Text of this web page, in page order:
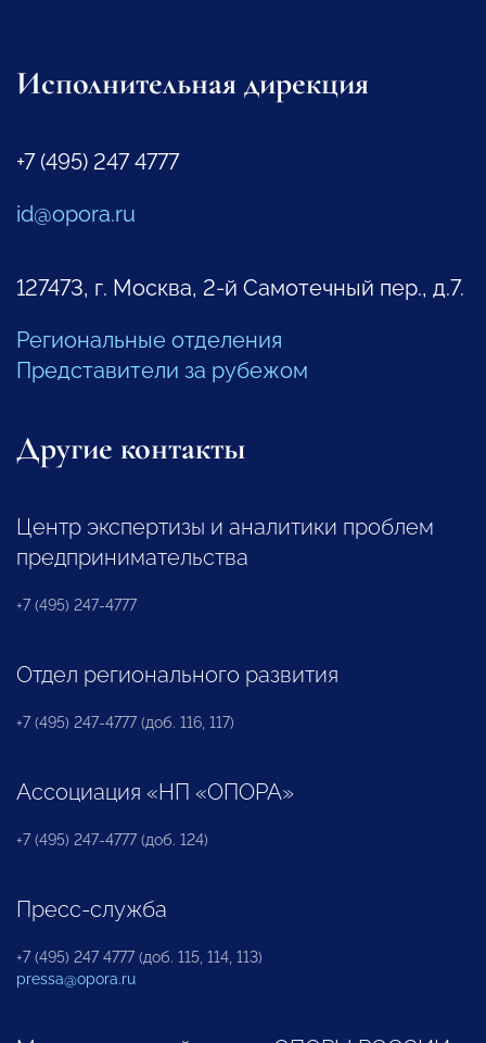
Исполнительная дирекция
+7 (495) 247 4777
id@opora.ru
127473, г. Москва, 2-й Самотечный пер., д.7.
Региональные отделения
Представители за рубежом
Другие контакты
Центр экспертизы и аналитики проблем
предпринимательства
+7 (495) 247-4777
Отдел регионального развития
+7 (495) 247-4777 (доб. 116, 117)
Ассоциация «НП «ОПОРА»
+7 (495) 247-4777 (доб. 124)
Пресс-служба
+7 (495) 247 4777 (доб. 115, 114, 113)
pressa@opora.ru